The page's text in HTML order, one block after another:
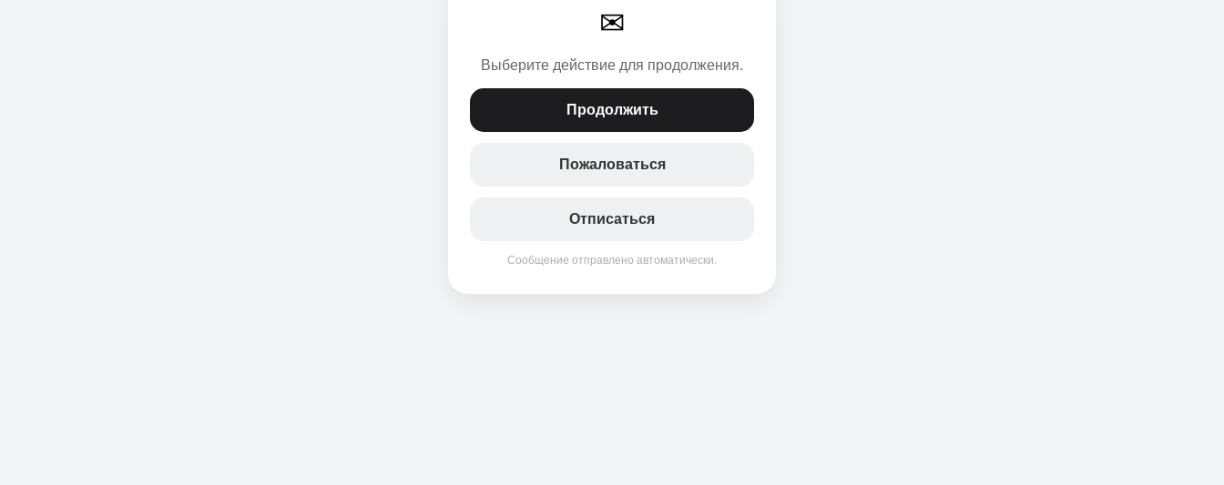
✉
Выберите действие для продолжения.
Продолжить
Пожаловаться
Отписаться
Сообщение отправлено автоматически.